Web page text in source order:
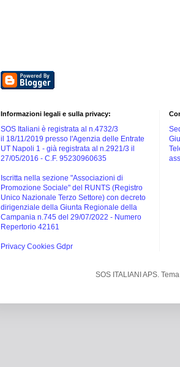
Informazioni legali e sulla privacy:
SOS Italiani è registrata al n.4732/3
il 18/11/2019 presso l'Agenzia delle Entrate
UT Napoli 1 - già registrata al n.2921/3 il
27/05/2016 - C.F. 95230960635
Iscritta nella sezione "Associazioni di
Promozione Sociale" del RUNTS (Registro
Unico Nazionale Terzo Settore) con decreto
dirigenziale della Giunta Regionale della
Campania n.745 del 29/07/2022 - Numero
Repertorio 42161
Privacy Cookies Gdpr
SOS ITALIANI APS.